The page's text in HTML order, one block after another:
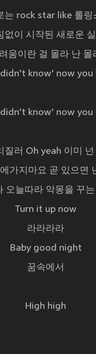
는 rock star like 롤링
없이 시작된 새로운
움이란 걸 몰라 난 몰
know' now you
know' now you
질러 Oh yeah 이미 넌
가지마요 곧 있으면
오늘따라 악몽을 꾸
Turn it up now
라라라라
Baby good night
꿈속에서
High high